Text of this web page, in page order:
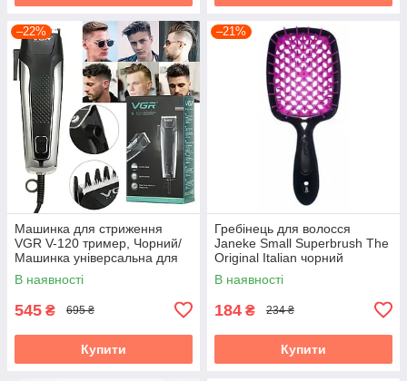
–22%
Машинка для стриження
VGR V-120 тример, Чорний/
Машинка універсальна для
стриження волосся
В наявності
545 ₴ 695 ₴
Купити
–21%
Гребінець для волосся
Janeke Small Superbrush The
Original Italian чорний
В наявності
184 ₴ 234 ₴
Купити